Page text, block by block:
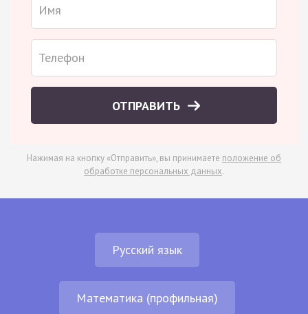
ОТПРАВИТЬ
Нажимая на кнопку «Отправить», вы принимаете положение об
обработке персональных данных.
Русский язык
Математика (профильная)